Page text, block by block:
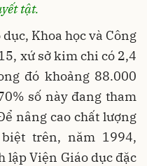
tật.
Khoa học và Công
xứ sở kim chi có 2,4
đó khoảng 88.000
số này đang tham
nâng cao chất lượng
trên, năm 1994,
lập Viện Giáo dục đặc